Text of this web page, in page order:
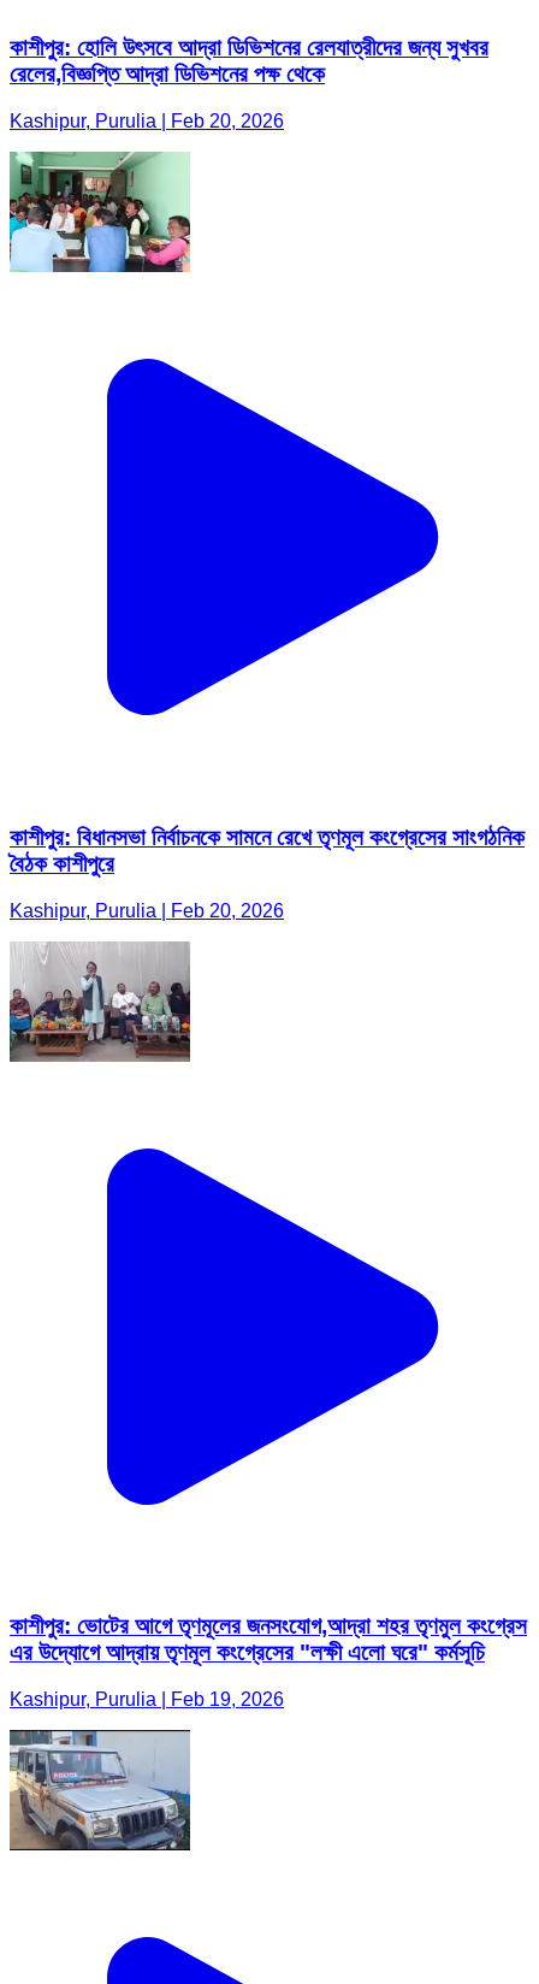
কাশীপুর: হোলি উৎসবে আদ্রা ডিভিশনের রেলযাত্রীদের জন্য সুখবর
রেলের,বিজ্ঞপ্তি আদ্রা ডিভিশনের পক্ষ থেকে
Kashipur, Purulia | Feb 20, 2026
কাশীপুর: বিধানসভা নির্বাচনকে সামনে রেখে তৃণমূল কংগ্রেসের সাংগঠনিক
বৈঠক কাশীপুরে
Kashipur, Purulia | Feb 20, 2026
কাশীপুর: ভোটের আগে তৃণমূলের জনসংযোগ,আদ্রা শহর তৃণমুল কংগ্রেস
এর উদ্যোগে আদ্রায় তৃণমূল কংগ্রেসের "লক্ষী এলো ঘরে" কর্মসূচি
Kashipur, Purulia | Feb 19, 2026